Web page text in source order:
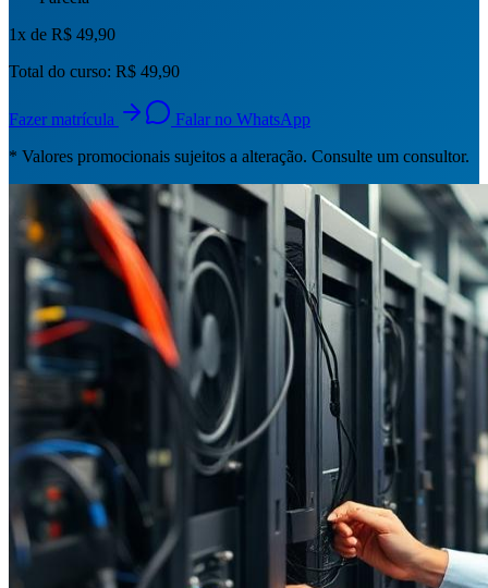
1x de R$ 49,90
Total do curso: R$ 49,90
Fazer matrícula
Falar no WhatsApp
* Valores promocionais sujeitos a alteração. Consulte um consultor.